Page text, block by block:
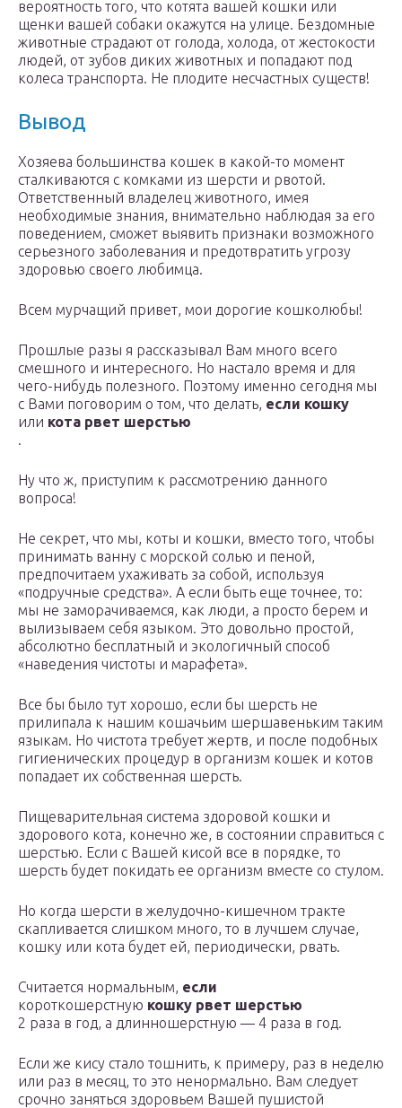
вероятность того, что котята вашей кошки или
щенки вашей собаки окажутся на улице. Бездомные
животные страдают от голода, холода, от жестокости
людей, от зубов диких животных и попадают под
колеса транспорта. Не плодите несчастных существ!
Вывод
Хозяева большинства кошек в какой-то момент
сталкиваются с комками из шерсти и рвотой.
Ответственный владелец животного, имея
необходимые знания, внимательно наблюдая за его
поведением, сможет выявить признаки возможного
серьезного заболевания и предотвратить угрозу
здоровью своего любимца.
Всем мурчащий привет, мои дорогие кошколюбы!
Прошлые разы я рассказывал Вам много всего
смешного и интересного. Но настало время и для
чего-нибудь полезного. Поэтому именно сегодня мы
с Вами поговорим о том, что делать, если кошку
или кота рвет шерстью
.
Ну что ж, приступим к рассмотрению данного
вопроса!
Не секрет, что мы, коты и кошки, вместо того, чтобы
принимать ванну с морской солью и пеной,
предпочитаем ухаживать за собой, используя
«подручные средства». А если быть еще точнее, то:
мы не заморачиваемся, как люди, а просто берем и
вылизываем себя языком. Это довольно простой,
абсолютно бесплатный и экологичный способ
«наведения чистоты и марафета».
Все бы было тут хорошо, если бы шерсть не
прилипала к нашим кошачьим шершавеньким таким
языкам. Но чистота требует жертв, и после подобных
гигиенических процедур в организм кошек и котов
попадает их собственная шерсть.
Пищеварительная система здоровой кошки и
здорового кота, конечно же, в состоянии справиться с
шерстью. Если с Вашей кисой все в порядке, то
шерсть будет покидать ее организм вместе со стулом.
Но когда шерсти в желудочно-кишечном тракте
скапливается слишком много, то в лучшем случае,
кошку или кота будет ей, периодически, рвать.
Считается нормальным, если
короткошерстную кошку рвет шерстью
2 раза в год, а длинношерстную — 4 раза в год.
Если же кису стало тошнить, к примеру, раз в неделю
или раз в месяц, то это ненормально. Вам следует
срочно заняться здоровьем Вашей пушистой